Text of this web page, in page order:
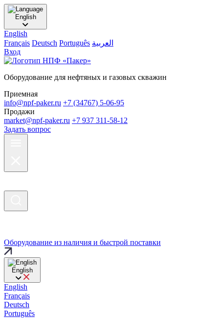
English
English
Français Deutsch Português العربية
Вход
Оборудование для нефтяных и газовых скважин
Приемная
info@npf-paker.ru +7 (34767) 5-06-95
Продажи
market@npf-paker.ru +7 937 311-58-12
Задать вопрос
Оборудование из наличия и быстрой поставки
English
English
Français
Deutsch
Português